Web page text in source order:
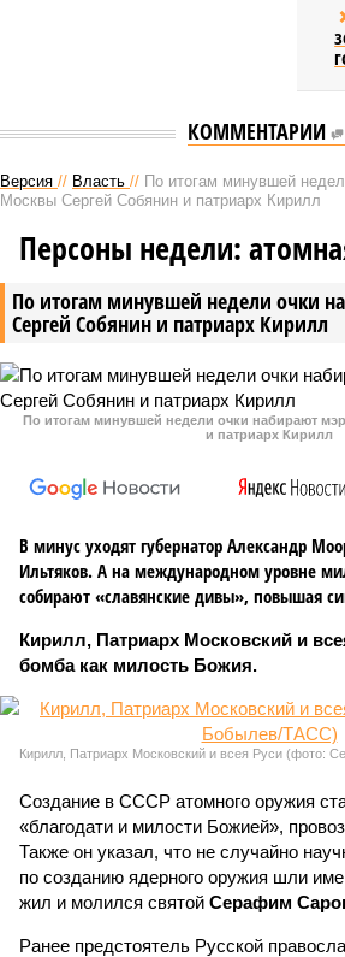
КОММЕНТАРИИ
Версия // Власть // По итогам минувшей
Москвы Сергей Собянин и патриарх Кирилл
По итогам минувшей недели очки
Сергей Собянин и патриарх Кирилл
Персоны недели:
По итогам минувшей недели очки набирают
и патриарх Кирилл
В минус уходят губернатор Александр
Ильтяков. А на международном уровне
собирают «славянские дивы», повышая
Кирилл, Патриарх Московский и
бомба как милость Божия.
Кирилл, Патриарх Московский и всея Руси (фото:
Создание в СССР атомного оружия
«благодати и милости Божией»,
Также он указал, что не случайно
по созданию ядерного оружия шли
жил и молился святой Серафим
Ранее предстоятель Русской